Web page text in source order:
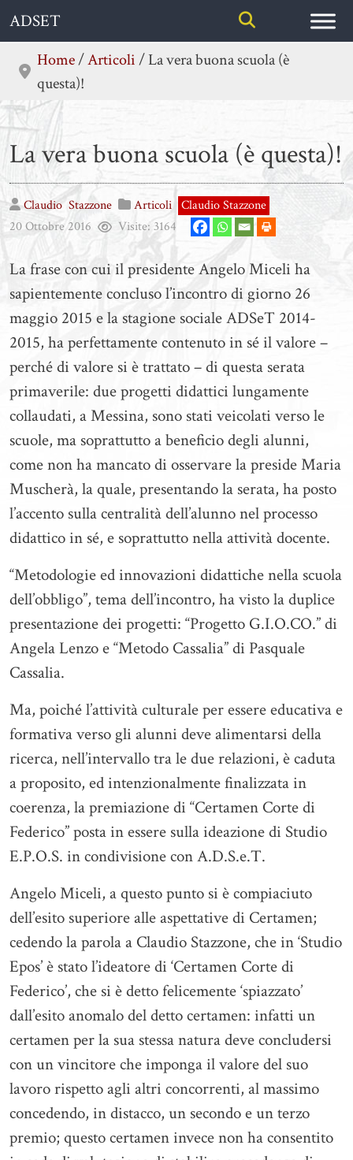
Skip
content
ADSET
Home/Articoli/La vera buona scuola (è
questa)!
La vera buona scuola (è questa)!
Claudio Stazzone Articoli Claudio Stazzone
20 Ottobre 2016
Visite: 3164
La frase con cui il presidente Angelo Miceli ha
sapientemente concluso l’incontro di giorno 26
maggio 2015 e la stagione sociale ADSeT 2014-
2015, ha perfettamente contenuto in sé il valore –
perché di valore si è trattato – di questa serata
primaverile: due progetti didattici lungamente
collaudati, a Messina, sono stati veicolati verso le
scuole, ma soprattutto a beneficio degli alunni,
come non ha mancato di osservare la preside Maria
Muscherà, la quale, presentando la serata, ha posto
l’accento sulla centralità dell’alunno nel processo
didattico in sé, e soprattutto nella attività docente.
“Metodologie ed innovazioni didattiche nella scuola
dell’obbligo”, tema dell’incontro, ha visto la duplice
presentazione dei progetti: “Progetto G.I.O.CO.” di
Angela Lenzo e “Metodo Cassalia” di Pasquale
Cassalia.
Ma, poiché l’attività culturale per essere educativa e
formativa verso gli alunni deve alimentarsi della
ricerca, nell’intervallo tra le due relazioni, è caduta
a proposito, ed intenzionalmente finalizzata in
coerenza, la premiazione di “Certamen Corte di
Federico” posta in essere sulla ideazione di Studio
E.P.O.S. in condivisione con A.D.S.e.T.
Angelo Miceli, a questo punto si è compiaciuto
dell’esito superiore alle aspettative di Certamen;
cedendo la parola a Claudio Stazzone, che in ‘Studio
Epos’ è stato l’ideatore di ‘Certamen Corte di
Federico’, che si è detto felicemente ‘spiazzato’
dall’esito anomalo del detto certamen: infatti un
certamen per la sua stessa natura deve concludersi
con un vincitore che imponga il valore del suo
lavoro rispetto agli altri concorrenti, al massimo
concedendo, in distacco, un secondo e un terzo
premio; questo certamen invece non ha consentito